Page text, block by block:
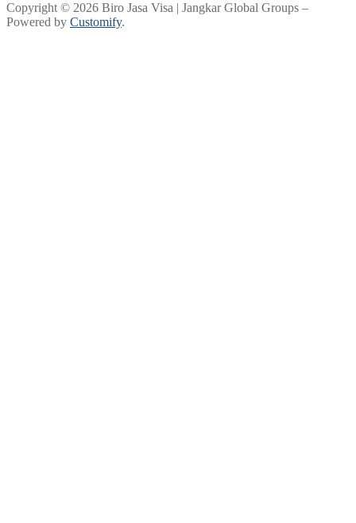
Copyright © 2026 Biro Jasa Visa | Jangkar Global Groups –
Powered by Customify.